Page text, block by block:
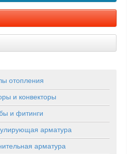
отопления
и конвекторы
и фитинги
арматура
арматура